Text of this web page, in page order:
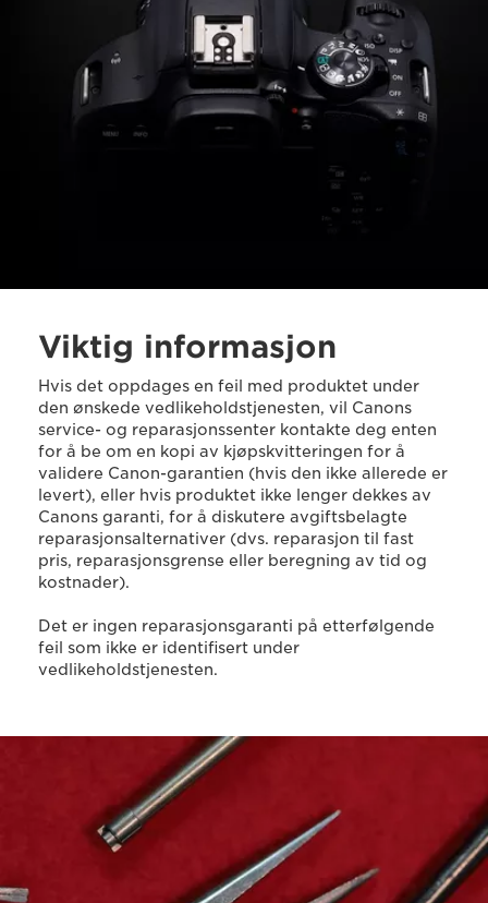
Viktig informasjon
Hvis det oppdages en feil med produktet under
den ønskede vedlikeholdstjenesten, vil Canons
service- og reparasjonssenter kontakte deg enten
for å be om en kopi av kjøpskvitteringen for å
validere Canon-garantien (hvis den ikke allerede er
levert), eller hvis produktet ikke lenger dekkes av
Canons garanti, for å diskutere avgiftsbelagte
reparasjonsalternativer (dvs. reparasjon til fast
pris, reparasjonsgrense eller beregning av tid og
kostnader).
Det er ingen reparasjonsgaranti på etterfølgende
feil som ikke er identifisert under
vedlikeholdstjenesten.